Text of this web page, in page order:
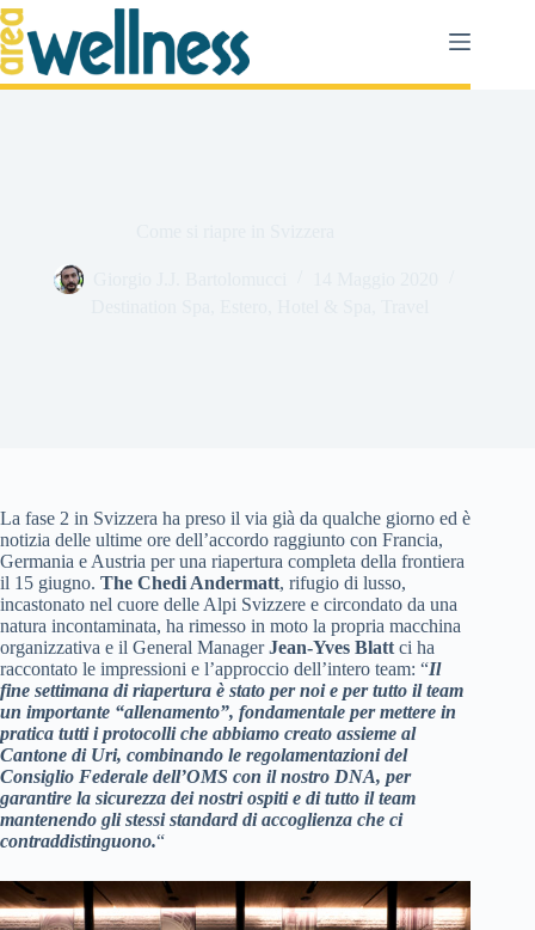
Salta
al
contenuto
La fase 2 in Svizzera ha preso il via già da qualche giorno ed è
notizia delle ultime ore dell’accordo raggiunto con Francia,
Germania e Austria per una riapertura completa della frontiera
il 15 giugno. The Chedi Andermatt, rifugio di lusso,
incastonato nel cuore delle Alpi Svizzere e circondato da una
natura incontaminata, ha rimesso in moto la propria macchina
organizzativa e il General ManagerJean-Yves Blatt ci ha
raccontato le impressioni e l’approccio dell’intero team: “Il
fine settimana di riapertura è stato per noi e per tutto il team
un importante “allenamento”, fondamentale per mettere in
pratica tutti i protocolli che abbiamo creato assieme al
Cantone di Uri, combinando le regolamentazioni del
Consiglio Federale dell’OMS con il nostro DNA, per
garantire la sicurezza dei nostri ospiti e di tutto il team
mantenendo gli stessi standard di accoglienza che ci
contraddistinguono.“